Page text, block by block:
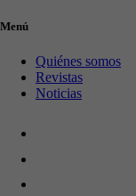
Menú
Quiénes somos
Revistas
Noticias